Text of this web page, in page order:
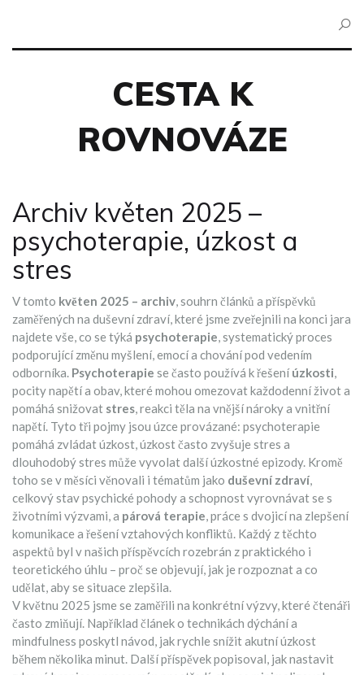
CESTA K
ROVNOVÁZE
Archiv květen 2025 –
psychoterapie, úzkost a
stres
V tomto květen 2025 – archiv,souhrn článků a příspěvků
zaměřených na duševní zdraví, které jsme zveřejnili na konci jara
najdete vše, co se týká psychoterapie,systematický proces
podporující změnu myšlení, emocí a chování pod vedením
odborníka. Psychoterapie se často používá k řešeníúzkosti,
pocity napětí a obav, které mohou omezovat každodenní života
pomáhá snižovat stres,reakci těla na vnější nároky a vnitřní
napětí. Tyto tři pojmy jsou úzce provázané: psychoterapie
pomáhá zvládat úzkost, úzkost často zvyšuje stres a
dlouhodobý stres může vyvolat další úzkostné epizody. Kromě
toho se v měsíci věnovali i tématům jako duševní zdraví,
celkový stav psychické pohody a schopnost vyrovnávat se s
životními výzvami, a párová terapie,práce s dvojicí na zlepšení
komunikace a řešení vztahových konfliktů. Každý z těchto
aspektů byl v našich příspěvcích rozebrán z praktického i
teoretického úhlu – proč se objevují, jak je rozpoznat a co
udělat, aby se situace zlepšila.
V květnu 2025 jsme se zaměřili na konkrétní výzvy, které čtenáři
často zmiňují. Například článek o technikách dýchání a
mindfulness poskytl návod, jak rychle snížit akutní úzkost
během několika minut. Další příspěvek popisoval, jak nastavit